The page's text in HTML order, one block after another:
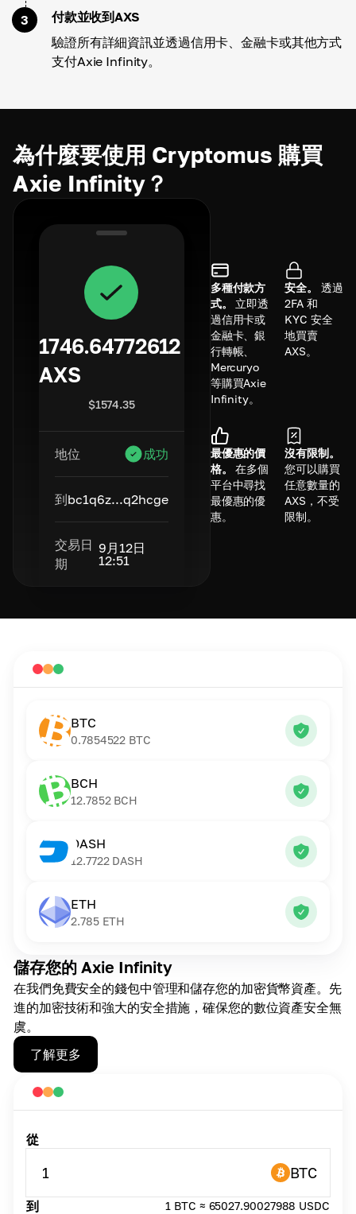
3
付款並收到AXS
驗證所有詳細資訊並透過信用卡、金融卡或其他方式
支付Axie Infinity。
為什麼要使用 Cryptomus 購買
Axie Infinity？
1746.64772612
AXS
$1574.35
地位 成功
到bc1q6z...q2hcge
交易日
期
9月12日
12:51
多種付款方
式。
立即透
過信用卡或
金融卡、銀
行轉帳、
Mercuryo
等購買Axie
Infinity。
安全。
透過
2FA 和
KYC 安全
地買賣
AXS。
最優惠的價
格。
在多個
平台中尋找
最優惠的優
惠。
沒有限制。
您可以購買
任意數量的
AXS，不受
限制。
儲存您的 Axie Infinity
在我們免費安全的錢包中管理和儲存您的加密貨幣資產。先
進的加密技術和強大的安全措施，確保您的數位資產安全無
虞。
了解更多
BTC
0.7854522 BTC
BCH
12.7852 BCH
DASH
12.7722 DASH
ETH
2.785 ETH
從
1 BTC
到 1 BTC ≈ 65027.90027988 USDC